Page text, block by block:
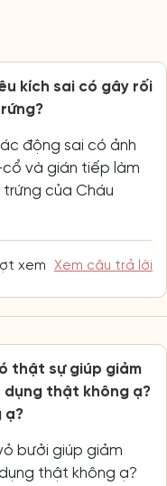
kích sai có gây rối
động sai có ảnh
và gián tiếp làm
của Cháu
xem Xem câu trả lời
thật sự giúp giảm
dụng thật không ạ?
ạ?
bưởi giúp giảm
thật không ạ?